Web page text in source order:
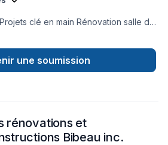
vous servir
une soumission
rénovations et
Bibeau inc.